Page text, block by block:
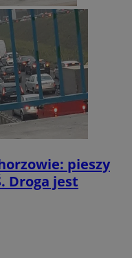
pieszy
Droga jest